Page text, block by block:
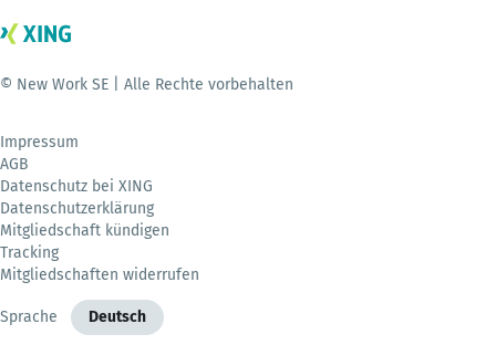
© New Work SE | Alle Rechte vorbehalten
Impressum
AGB
Datenschutz bei XING
Datenschutzerklärung
Mitgliedschaft kündigen
Tracking
Mitgliedschaften widerrufen
Sprache Deutsch